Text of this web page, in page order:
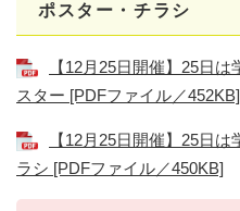
ポスター・チラシ
【12月25日開催】25日
スター [PDFファイル／452KB]
【12月25日開催】25日
ラシ [PDFファイル／450KB]